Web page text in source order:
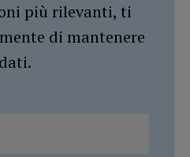
più rilevanti, ti
di mantenere